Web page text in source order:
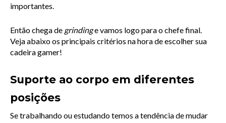
importantes.
Então chega de grindinge vamos logo para o chefe final.
Veja abaixo os principais critérios na hora de escolher sua
cadeira gamer!
Suporte ao corpo em diferentes
posições
Se trabalhando ou estudando temos a tendência de mudar